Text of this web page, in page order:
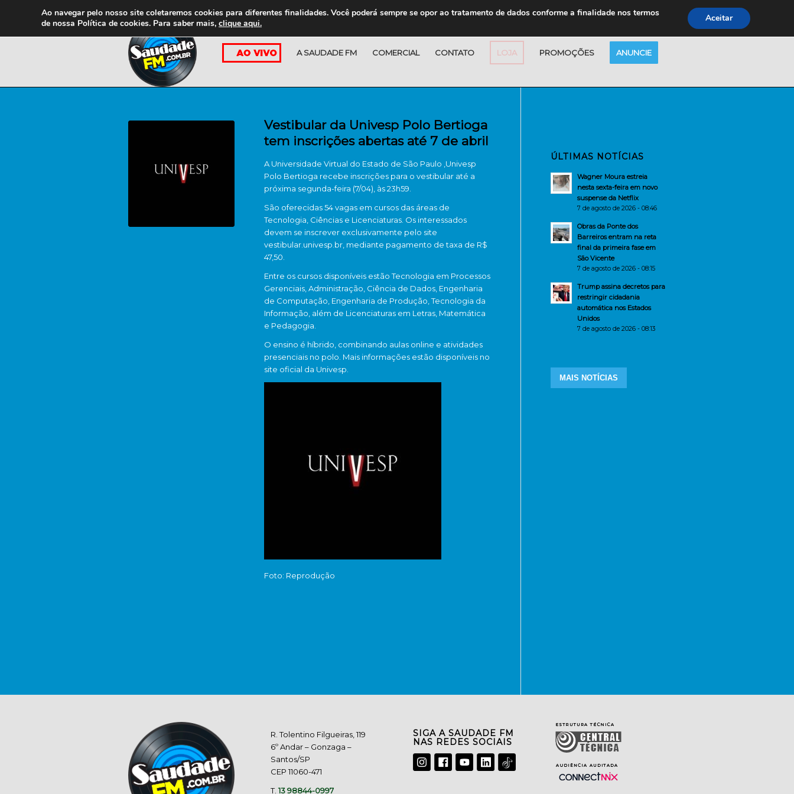
A SAUDADE FM COMERCIAL CONTATO LOJA PROMOÇÕES ANUNCIE
Vestibular da Univesp Polo Bertioga
tem inscrições abertas até 7 de abril
A Universidade Virtual do Estado de São Paulo ,Univesp
Polo Bertioga recebe inscrições para o vestibular até a
próxima segunda-feira (7/04), às 23h59.
São oferecidas 54 vagas em cursos das áreas de
Tecnologia, Ciências e Licenciaturas. Os interessados
devem se inscrever exclusivamente pelo site
vestibular.univesp.br, mediante pagamento de taxa de R$
47,50.
Entre os cursos disponíveis estão Tecnologia em Processos
Gerenciais, Administração, Ciência de Dados, Engenharia
de Computação, Engenharia de Produção, Tecnologia da
Informação, além de Licenciaturas em Letras, Matemática
e Pedagogia.
O ensino é híbrido, combinando aulas online e atividades
presenciais no polo. Mais informações estão disponíveis no
site oficial da Univesp.
Foto: Reprodução
ÚLTIMAS NOTÍCIAS
Wagner Moura estreia
nesta sexta-feira em novo
suspense da Netflix
7 de agosto de 2026 - 08:46
Obras da Ponte dos
Barreiros entram na reta
final da primeira fase em
São Vicente
7 de agosto de 2026 - 08:15
Trump assina decretos para
restringir cidadania
automática nos Estados
Unidos
7 de agosto de 2026 - 08:13
MAIS NOTÍCIAS
R. Tolentino Filgueiras, 119
6º Andar – Gonzaga –
Santos/SP
CEP 11060-471
T.13 98844-0997
SIGA A SAUDADE FM
NAS REDES SOCIAIS
Ao navegar pelo nosso site coletaremos cookies para diferentes finalidades. Você poderá sempre se opor ao tratamento de dados conforme a finalidade nos termos
de nossa Política de cookies. Para saber mais, clique aqui. Aceitar